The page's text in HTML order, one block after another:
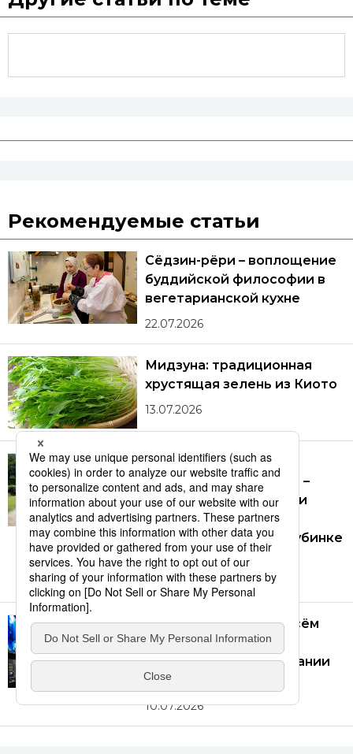
Рекомендуемые статьи
Сёдзин-рёри – воплощение
буддийской философии в
вегетарианской кухне
22.07.2026
Мидзуна: традиционная
хрустящая зелень из Киото
13.07.2026
[Видео] Объекты
Всемирного наследия –
дворцы столиц Асука и
Фудзивара: колыбель
Японии в сельской глубинке
у реки Нара
29.07.2026
Часы, известные во всём
мире: путешествие во
времени в музее компании
Seiko в Токио
10.07.2026